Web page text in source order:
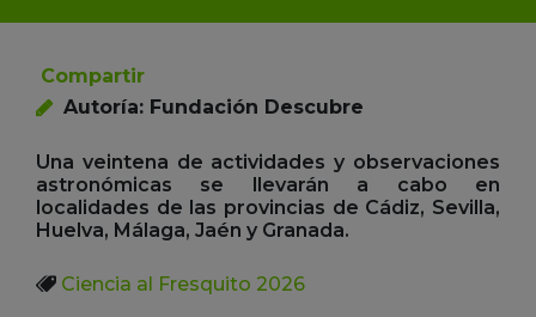
Compartir
Autoría: Fundación Descubre
Una veintena de actividades y observaciones
astronómicas se llevarán a cabo en
localidades de las provincias de Cádiz, Sevilla,
Huelva, Málaga, Jaén y Granada.
Ciencia al Fresquito 2026